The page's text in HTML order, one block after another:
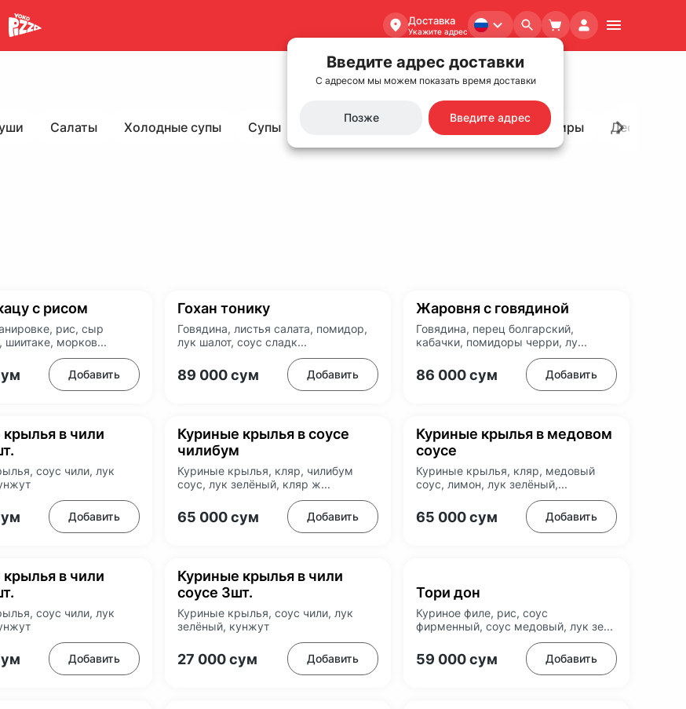
Доставка
Укажите адрес
Салаты Холодные супы Супы Горячие блюда WOK Хлеб и гарниры Десерты
с рисом
рис, сыр
шиитаке, морков...
Добавить
Гохан тонику
Говядина, листья салата, помидор,
лук шалот, соус сладк...
89 000сум Добавить
Жаровня с говядиной
Говядина, перец болгарский,
кабачки, помидоры черри, лу...
86 000сум Добавить
в чили
соус чили, лук
Добавить
Куриные крылья в соусе
чилибум
Куриные крылья, кляр, чилибум
соус, лук зелёный, кляр ж...
65 000сум Добавить
Куриные крылья в медовом
соусе
Куриные крылья, кляр, медовый
соус, лимон, лук зелёный,...
65 000сум Добавить
в чили
соус чили, лук
Добавить
Куриные крылья в чили
соусе 3шт.
Куриные крылья, соус чили, лук
зелёный, кунжут
27 000сум Добавить
Тори дон
Куриное филе, рис, соус
фирменный, соус медовый, лук зе...
59 000сум Добавить
Введите адрес доставки
С адресом мы можем показать время доставки
Позже Введите адрес